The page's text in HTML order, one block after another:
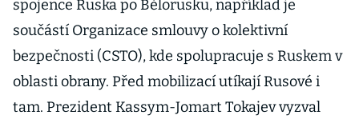
spojence Ruska po Bělorusku, například je
součástí Organizace smlouvy o kolektivní
bezpečnosti (CSTO), kde spolupracuje s Ruskem v
oblasti obrany. Před mobilizací utíkají Rusové i
tam. Prezident Kassym-Jomart Tokajev vyzval